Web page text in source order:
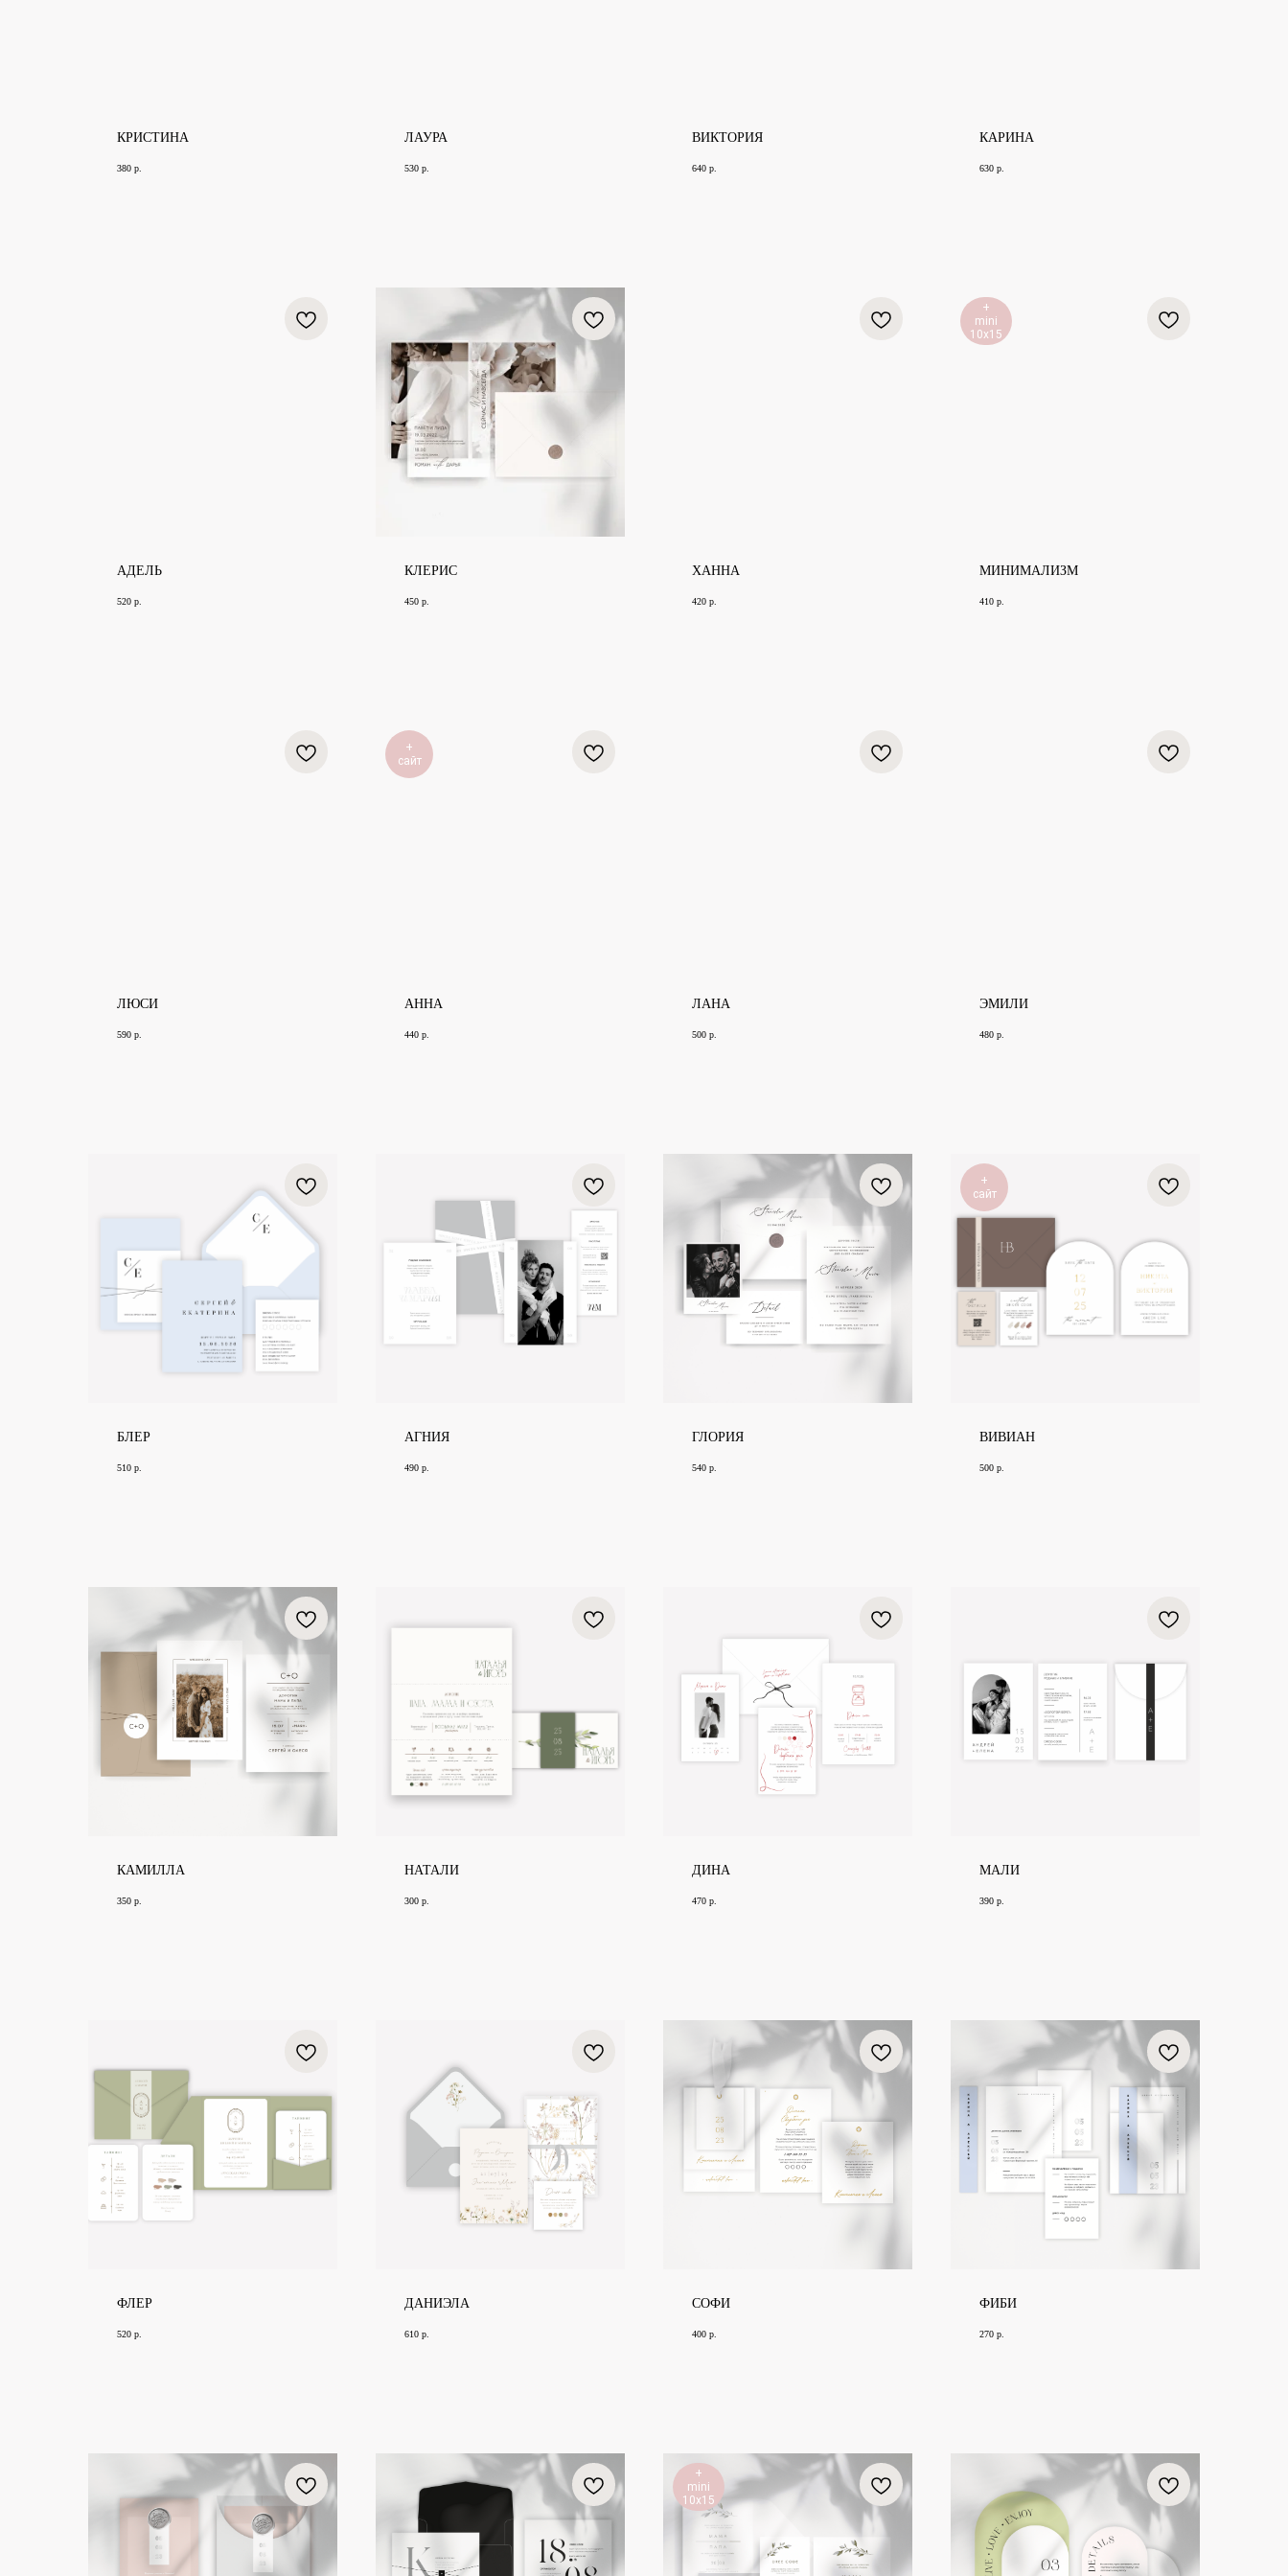
КРИСТИНА
380 р.
ЛАУРА
530 р.
ВИКТОРИЯ
640 р.
КАРИНА
630 р.
АДЕЛЬ
520 р.
КЛЕРИС
450 р.
ХАННА
420 р.
+
mini
10х15
МИНИМАЛИЗМ
410 р.
ЛЮСИ
590 р.
+
сайт
АННА
440 р.
ЛАНА
500 р.
ЭМИЛИ
480 р.
БЛЕР
510 р.
АГНИЯ
490 р.
ГЛОРИЯ
540 р.
+
сайт
ВИВИАН
500 р.
КАМИЛЛА
350 р.
НАТАЛИ
300 р.
ДИНА
470 р.
МАЛИ
390 р.
ФЛЕР
520 р.
ДАНИЭЛА
610 р.
СОФИ
400 р.
ФИБИ
270 р.
+
mini
10х15